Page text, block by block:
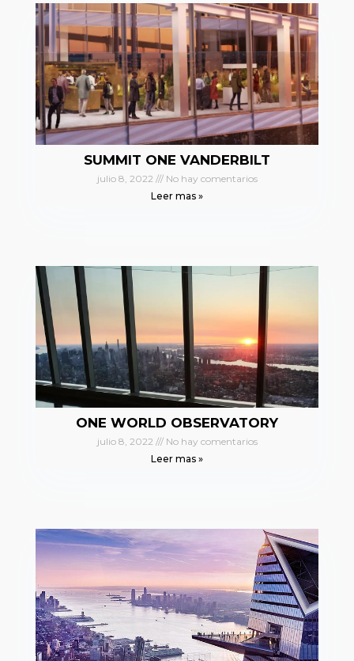
SUMMIT ONE VANDERBILT
julio 8, 2022
No hay comentarios
Leer mas »
ONE WORLD OBSERVATORY
julio 8, 2022
No hay comentarios
Leer mas »